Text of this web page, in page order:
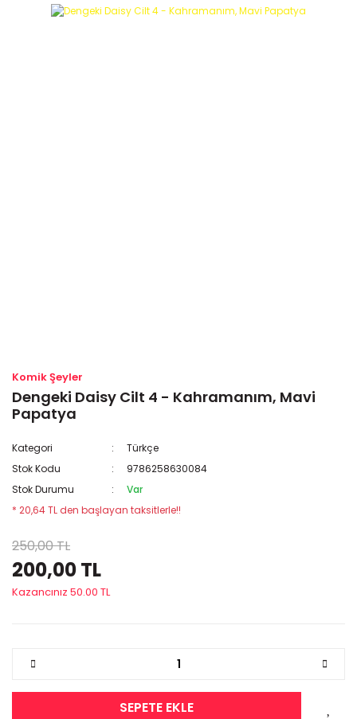
Komik Şeyler
Dengeki Daisy Cilt 4 - Kahramanım, Mavi
Papatya
Kategori
Türkçe
Stok Kodu
9786258630084
Stok Durumu
Var
* 20,64 TL den başlayan taksitlerle!!
250,00 TL
200,00 TL
Kazancınız 50.00 TL
SEPETE EKLE